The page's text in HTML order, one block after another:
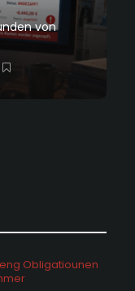
von
Obligatiounen